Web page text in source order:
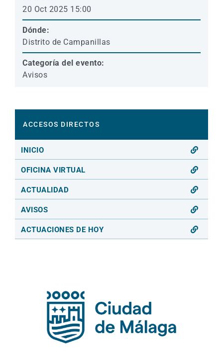
20 Oct 2025 15:00
Dónde:
Distrito de Campanillas
Categoría del evento:
Avisos
ACCESOS DIRECTOS
INICIO
OFICINA VIRTUAL
ACTUALIDAD
AVISOS
ACTUACIONES DE HOY